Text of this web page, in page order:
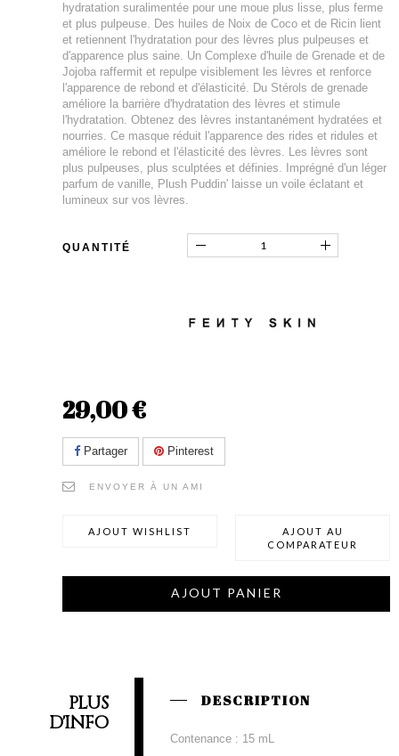
hydratation suralimentée pour une moue plus lisse, plus ferme
et plus pulpeuse. Des huiles de Noix de Coco et de Ricin lient
et retiennent l'hydratation pour des lèvres plus pulpeuses et
d'apparence plus saine. Un Complexe d'huile de Grenade et de
Jojoba raffermit et repulpe visiblement les lèvres et renforce
l'apparence de rebond et d'élasticité. Du Stérols de grenade
améliore la barrière d'hydratation des lèvres et stimule
l'hydratation. Obtenez des lèvres instantanément hydratées et
nourries. Ce masque réduit l'apparence des rides et ridules et
améliore le rebond et l'élasticité des lèvres. Les lèvres sont
plus pulpeuses, plus sculptées et définies. Imprégné d'un léger
parfum de vanille, Plush Puddin' laisse un voile éclatant et
lumineux sur vos lèvres.
QUANTITÉ
29,00 €
Partager Pinterest
ENVOYER À UN AMI
AJOUT WISHLIST
AJOUT AU
COMPARATEUR
AJOUT PANIER
PLUS
D'INFO
DESCRIPTION
Contenance : 15 mL